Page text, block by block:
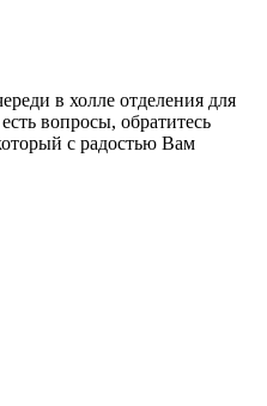
в холле отделения для
вопросы, обратитесь
с радостью Вам